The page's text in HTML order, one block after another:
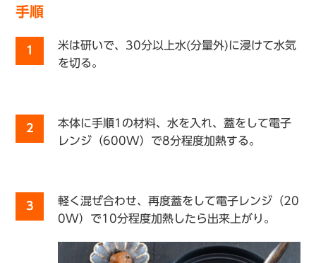
手順
1
米は研いで、30分以上水(分量外)に浸けて水気
を切る。
2
本体に手順1の材料、水を入れ、蓋をして電子
レンジ（600W）で8分程度加熱する。
3
軽く混ぜ合わせ、再度蓋をして電子レンジ（20
0W）で10分程度加熱したら出来上がり。